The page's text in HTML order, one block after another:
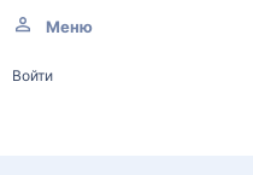
Меню
Войти